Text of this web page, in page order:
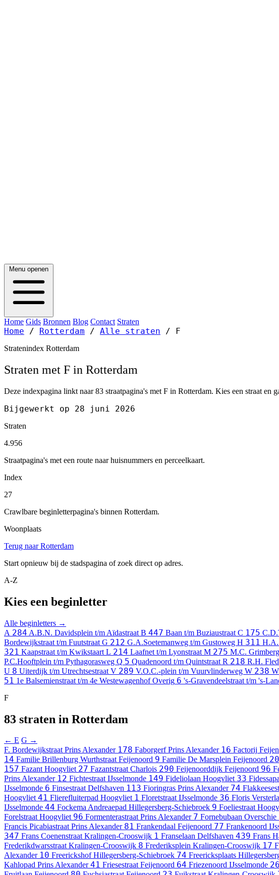
Menu openen
Home Gids Bronnen Blog Contact Straten
Home / Rotterdam / Alle straten / F
Stratenindex Rotterdam
Straten met F in Rotterdam
Deze indexpagina linkt naar 83 straatpagina's met F in Rotterdam. Kies een straat en
Bijgewerkt op 28 juni 2026
Straten
4.956
Straatpagina's met een route naar huisnummers en perceelkaart.
Index
27
Crawlbare beginletterpagina's binnen Rotterdam.
Woonplaats
Terug naar Rotterdam
Start opnieuw bij de stadspagina of zoek direct op adres.
A-Z
Kies een beginletter
Alle beginletters →
A 284 A.B.N. Davidsplein t/m Aïdastraat B 447 Baan t/m Buziaustraat C 175
Bordewijkstraat t/m Fuutstraat G 212 G.A.Soetemanweg t/m Gustoweg H 311 H.A.
321 Kaapstraat t/m Kwikstaart L 214 Laafnet t/m Lyonstraat M 275 M.C.
P.C.Hooftplein t/m Pythagorasweg Q 5 Quadenoord t/m Quintstraat R 218 R.H.
U 8 Uiterdijk t/m Utrechtsestraat V 289 V.O.C.-plein t/m Vuurvlinderweg W 238
51 1e Balsemienstraat t/m 4e WestewagenhofOverig 6 's-Gravendeelstraat t/m 's-
F
83 straten in Rotterdam
← E G →
F. Bordewijkstraat Prins Alexander 178 Faborgerf Prins Alexander 16 Factorij
14 Familie Brillenburg Wurthstraat Feijenoord 9 Familie De Marsplein Feijenoord 20
157 Fazant Hoogvliet 27 Fazantstraat Charlois 290 Feijenoorddijk Feijenoord 96
Prins Alexander 12 Fichtestraat IJsselmonde 149 Fideliolaan Hoogvliet 33
IJsselmonde 6 Finsestraat Delfshaven 113 Fioringras Prins Alexander 74
Hoogvliet 41 Flierefluiterpad Hoogvliet 1 Floretstraat IJsselmonde 36 Floris
IJsselmonde 44 Fockema Andreaepad Hillegersberg-Schiebroek 9 Foeliestraat
Forelstraat Hoogvliet 96 Formenterastraat Prins Alexander 7 Fornebubaan Overschie
Francis Picabiastraat Prins Alexander 81 Frankendaal Feijenoord 77 Frankenoord
347 Frans Coenenstraat Kralingen-Crooswijk 1 Franselaan Delfshaven 439 Frans
Frederikdwarsstraat Kralingen-Crooswijk 8 Frederiksplein Kralingen-Crooswijk 17
Alexander 10 Freerickshof Hillegersberg-Schiebroek 74 Freericksplaats
Kahlopad Prins Alexander 41 Friesestraat Feijenoord 64 Friezenoord IJsselmonde 26